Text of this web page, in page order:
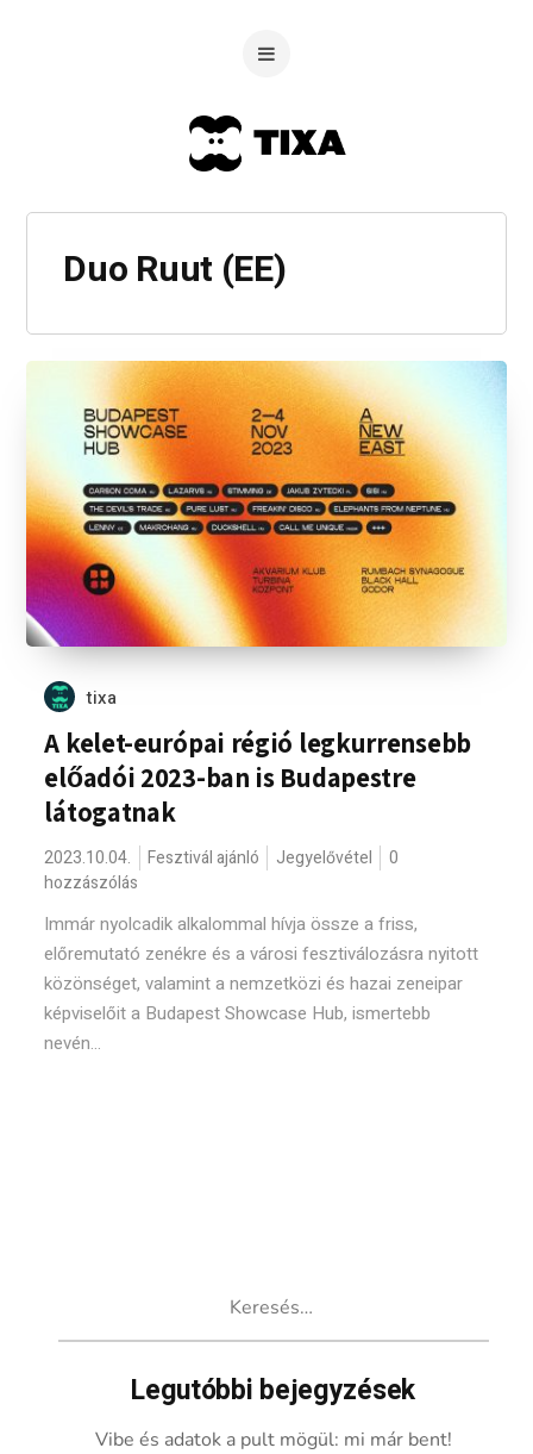
Duo Ruut (EE)
tixa
A kelet-európai régió legkurrensebb
előadói 2023-ban is Budapestre
látogatnak
2023.10.04. Fesztivál ajánló Jegyelővétel
0
hozzászólás
Immár nyolcadik alkalommal hívja össze a friss,
előremutató zenékre és a városi fesztiválozásra nyitott
közönséget, valamint a nemzetközi és hazai zeneipar
képviselőit a Budapest Showcase Hub, ismertebb
nevén...
Legutóbbi bejegyzések
Vibe és adatok a pult mögül: mi már bent!